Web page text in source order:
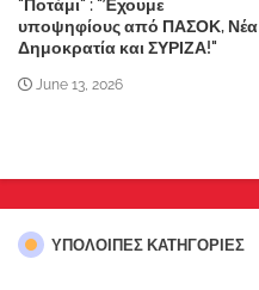
"Ποτάμι" : "Έχουμε
υποψηφίους από ΠΑΣΟΚ, Νέα
Δημοκρατία και ΣΥΡΙΖΑ!"
June 13, 2026
ΥΠΌΛΟΙΠΕΣ ΚΑΤΗΓΟΡΊΕΣ